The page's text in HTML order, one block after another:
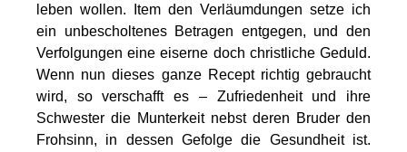
leben wollen. Item den Verläumdungen setze ich
ein unbescholtenes Betragen entgegen, und den
Verfolgungen eine eiserne doch christliche Geduld.
Wenn nun dieses ganze Recept richtig gebraucht
wird, so verschafft es – Zufriedenheit und ihre
Schwester die Munterkeit nebst deren Bruder den
Frohsinn, in dessen Gefolge die Gesundheit ist.